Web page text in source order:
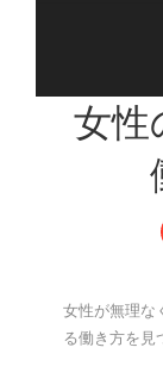
女性
女性が無理な
る働き方を